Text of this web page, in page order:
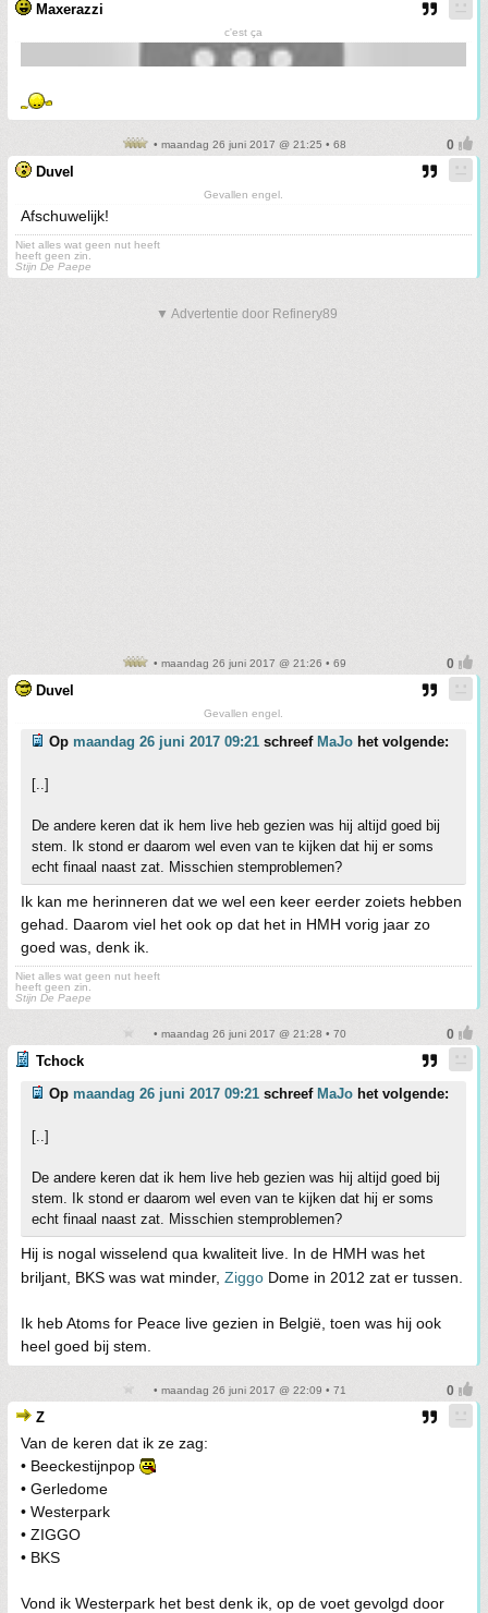
Maxerazzi
c'est ça
• maandag 26 juni 2017 @ 21:25 • 68
Duvel
Gevallen engel.
Afschuwelijk!
Niet alles wat geen nut heeft
heeft geen zin.
Stijn De Paepe
▼ Advertentie door Refinery89
• maandag 26 juni 2017 @ 21:26 • 69
Duvel
Gevallen engel.
Op maandag 26 juni 2017 09:21 schreef MaJo het volgende:
[..]
De andere keren dat ik hem live heb gezien was hij altijd goed bij
stem. Ik stond er daarom wel even van te kijken dat hij er soms
echt finaal naast zat. Misschien stemproblemen?
Ik kan me herinneren dat we wel een keer eerder zoiets hebben
gehad. Daarom viel het ook op dat het in HMH vorig jaar zo
goed was, denk ik.
Niet alles wat geen nut heeft
heeft geen zin.
Stijn De Paepe
• maandag 26 juni 2017 @ 21:28 • 70
Tchock
Op maandag 26 juni 2017 09:21 schreef MaJo het volgende:
[..]
De andere keren dat ik hem live heb gezien was hij altijd goed bij
stem. Ik stond er daarom wel even van te kijken dat hij er soms
echt finaal naast zat. Misschien stemproblemen?
Hij is nogal wisselend qua kwaliteit live. In de HMH was het
briljant, BKS was wat minder, Ziggo Dome in 2012 zat er tussen.
Ik heb Atoms for Peace live gezien in België, toen was hij ook
heel goed bij stem.
• maandag 26 juni 2017 @ 22:09 • 71
Z
Van de keren dat ik ze zag:
• Beeckestijnpop
• Gerledome
• Westerpark
• ZIGGO
• BKS
Vond ik Westerpark het best denk ik, op de voet gevolgd door